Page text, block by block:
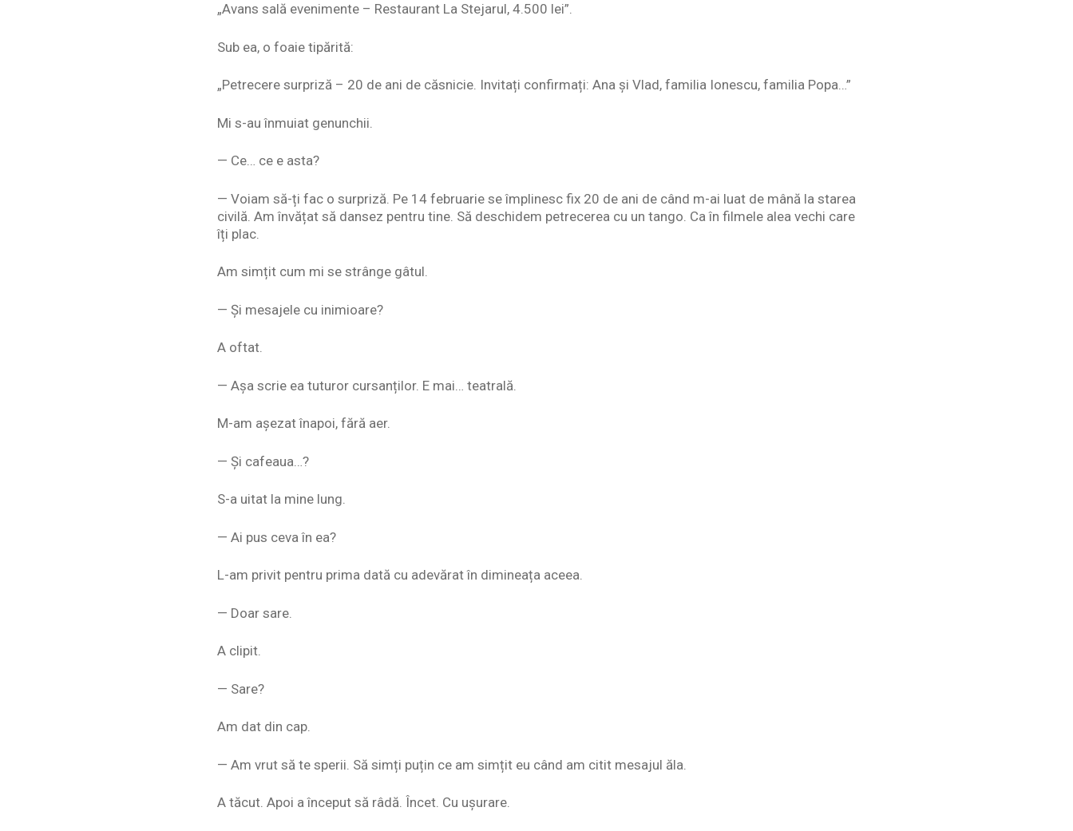
„Avans sală evenimente – Restaurant La Stejarul, 4.500 lei”.
Sub ea, o foaie tipărită:
„Petrecere surpriză – 20 de ani de căsnicie. Invitați confirmați: Ana și Vlad, familia Ionescu, familia Popa…”
Mi s-au înmuiat genunchii.
— Ce… ce e asta?
— Voiam să-ți fac o surpriză. Pe 14 februarie se împlinesc fix 20 de ani de când m-ai luat de mână la starea
civilă. Am învățat să dansez pentru tine. Să deschidem petrecerea cu un tango. Ca în filmele alea vechi care
îți plac.
Am simțit cum mi se strânge gâtul.
— Și mesajele cu inimioare?
A oftat.
— Așa scrie ea tuturor cursanților. E mai… teatrală.
M-am așezat înapoi, fără aer.
— Și cafeaua…?
S-a uitat la mine lung.
— Ai pus ceva în ea?
L-am privit pentru prima dată cu adevărat în dimineața aceea.
— Doar sare.
A clipit.
— Sare?
Am dat din cap.
— Am vrut să te sperii. Să simți puțin ce am simțit eu când am citit mesajul ăla.
A tăcut. Apoi a început să râdă. Încet. Cu ușurare.